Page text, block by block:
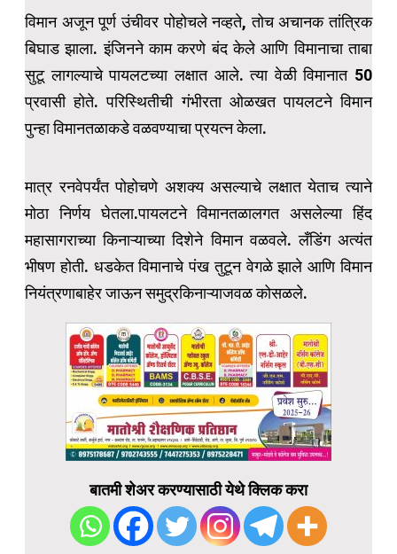
विमान अजून पूर्ण उंचीवर पोहोचले नव्हते, तोच अचानक तांत्रिक
बिघाड झाला. इंजिनने काम करणे बंद केले आणि विमानाचा ताबा
सुटू लागल्याचे पायलटच्या लक्षात आले. त्या वेळी विमानात 50
प्रवासी होते. परिस्थितीची गंभीरता ओळखत पायलटने विमान
पुन्हा विमानतळाकडे वळवण्याचा प्रयत्न केला.
मात्र रनवेपर्यंत पोहोचणे अशक्य असल्याचे लक्षात येताच त्याने
मोठा निर्णय घेतला.पायलटने विमानतळालगत असलेल्या हिंद
महासागराच्या किनाऱ्याच्या दिशेने विमान वळवले. लँडिंग अत्यंत
भीषण होती. धडकेत विमानाचे पंख तुटून वेगळे झाले आणि विमान
नियंत्रणाबाहेर जाऊन समुद्रकिनाऱ्याजवळ कोसळले.
बातमी शेअर करण्यासाठी येथे क्लिक करा